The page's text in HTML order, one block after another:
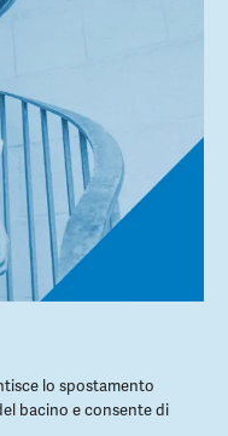
lo spostamento
bacino e consente di